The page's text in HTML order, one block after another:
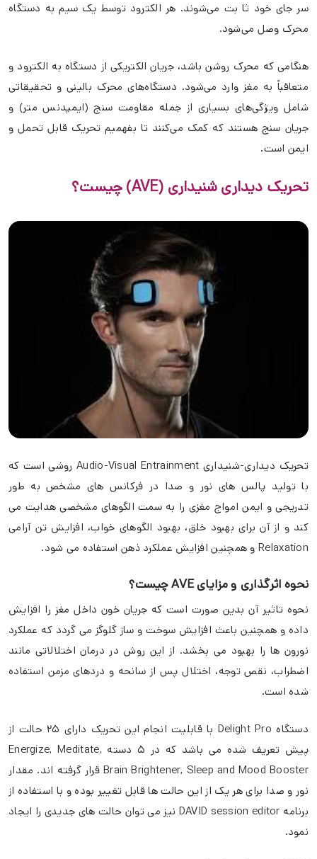
سر جای خود ثا بت می‌شوند. هر الکترود توسط یک سیم به دستگاه
محرک وصل می‌شود.
هنگامی که محرک روشن باشد، جریان الکتریکی از دستگاه به الکترود و
متعاقباً به مغز وارد می‌شود. دستگاه‌های محرک بالینی و تحقیقاتی
شامل ویژگی‌های بسیاری از جمله مقاومت سنج (ایمپدنس متر) و
جریان سنج هستند که کمک می‌کنند تا بفهمیم تحریک قابل تحمل و
ایمن است.
تحریک دیداری شنیداری (AVE) چیست؟
تحریک دیداری-شنیداری Audio-Visual Entrainment روشی است که
با تولید پالس های نور و صدا در فرکانس های مشخص به طور
تدریجی و ایمن امواج مغزی را به سمت الگوهای مشخصی هدایت می
کند و از آن برای بهبود خلق، بهبود الگوهای خواب، افزایش تن آرامی
Relaxation و همچنین افزایش عملکرد ذهن استفاده می شود.
نحوه اثرگذاری و مزایای AVE چیست؟
نحوه تاثیر آن بدین صورت است که جریان خون داخل مغز را افزایش
داده و همچنین باعث افزایش سوخت و ساز گلوگز می گردد که عملکرد
نورون ها را بهبود می بخشد. از این روش در درمان اختلالاتی مانند
اضطراب، نقص توجه، اختلال پس از سانحه و دردهای مزمن استفاده
شده است.
دستگاه Delight Pro با قابلیت انجام این تحریک دارای ۲۵ حالت از
پیش تعریف شده می باشد که در ۵ دسته Energize, Meditate,
Brain Brightener, Sleep and Mood Booster قرار گرفته اند. مقدار
نور و صدا برای هر یک از این حالت ها قابل تغییر بوده و با استفاده از
برنامه DAVID session editor نیز می توان حالت های جدیدی را ایجاد
نمود.